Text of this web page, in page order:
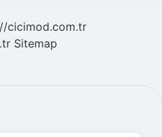
cicimod.com.tr
Sitemap